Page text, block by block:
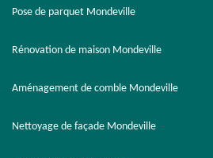
Pose de parquet Mondeville
Rénovation de maison Mondeville
Aménagement de comble Mondeville
Nettoyage de façade Mondeville